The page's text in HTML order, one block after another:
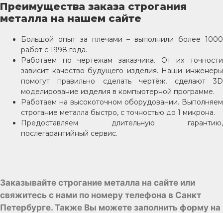
Преимущества заказа строгания
металла на нашем сайте
Большой опыт за плечами – выполнили более 1000
работ с 1998 года.
Работаем по чертежам заказчика. От их точности
зависит качество будущего изделия. Наши инженеры
помогут правильно сделать чертёж, сделают 3D
моделирование изделия в компьютерной программе.
Работаем на высокоточном оборудовании. Выполняем
строгание металла быстро, с точностью до 1 микрона.
Предоставляем длительную гарантию,
послегарантийный сервис.
Заказывайте строгание металла на сайте или
свяжитесь с нами по номеру телефона в Санкт
Петербурге. Также Вы можете заполнить форму на